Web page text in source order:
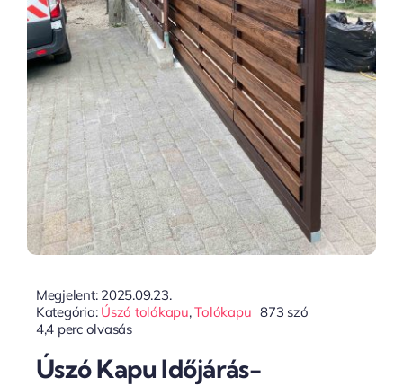
Megjelent: 2025.09.23.
Kategória: Úszó tolókapu,Tolókapu 873 szó
4,4 perc olvasás
Úszó Kapu Időjárás-